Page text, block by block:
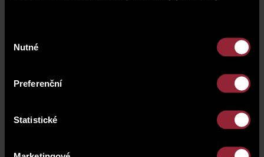
souhlasu
Nutné
Preferenční
Statistické
chcete sjednat prohlídku? Vyplňte formulář a my se
vám obratem ozveme.